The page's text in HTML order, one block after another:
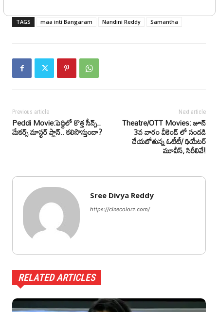
TAGS maa inti Bangaram Nandini Reddy Samantha
Previous article
Peddi Movie:పెద్దిలో కొత్త సీన్స్..
మేకర్స్ మాస్టర్ ప్లాన్.. కలిసొస్తుందా?
Next article
Theatre/OTT Movies: జూన్
3వ వారం వీకెండ్ లో సందడి
చేయబోతున్న ఓటీటీ/ థియేటర్
మూవీస్, సిరీలివే!
Sree Divya Reddy
https://cinecolorz.com/
RELATED ARTICLES